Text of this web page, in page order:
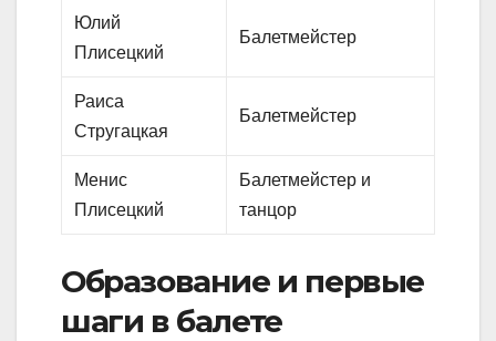
Юлий
Плисецкий
Балетмейстер
Раиса
Стругацкая
Балетмейстер
Менис
Плисецкий
Балетмейстер и
танцор
Образование и первые
шаги в балете